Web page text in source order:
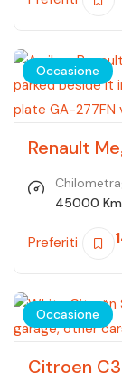
Occasione
Renault
45000 Km
Preferiti
Occasione
Citroen C3